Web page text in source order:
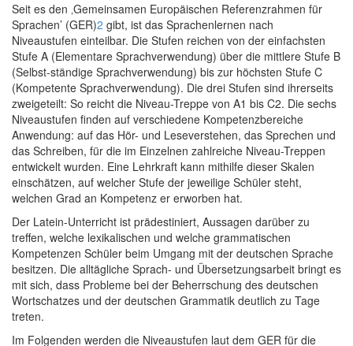
Seit es den ‚Gemeinsamen Europäischen Referenzrahmen für
Sprachen’ (GER)2 gibt, ist das Sprachenlernen nach
Niveaustufen einteilbar. Die Stufen reichen von der einfachsten
Stufe A (Elementare Sprachverwendung) über die mittlere Stufe B
(Selbst-ständige Sprachverwendung) bis zur höchsten Stufe C
(Kompetente Sprachverwendung). Die drei Stufen sind ihrerseits
zweigeteilt: So reicht die Niveau-Treppe von A1 bis C2. Die sechs
Niveaustufen finden auf verschiedene Kompetenzbereiche
Anwendung: auf das Hör- und Leseverstehen, das Sprechen und
das Schreiben, für die im Einzelnen zahlreiche Niveau-Treppen
entwickelt wurden. Eine Lehrkraft kann mithilfe dieser Skalen
einschätzen, auf welcher Stufe der jeweilige Schüler steht,
welchen Grad an Kompetenz er erworben hat.
Der Latein-Unterricht ist prädestiniert, Aussagen darüber zu
treffen, welche lexikalischen und welche grammatischen
Kompetenzen Schüler beim Umgang mit der deutschen Sprache
besitzen. Die alltägliche Sprach- und Übersetzungsarbeit bringt es
mit sich, dass Probleme bei der Beherrschung des deutschen
Wortschatzes und der deutschen Grammatik deutlich zu Tage
treten.
Im Folgenden werden die Niveaustufen laut dem GER für die